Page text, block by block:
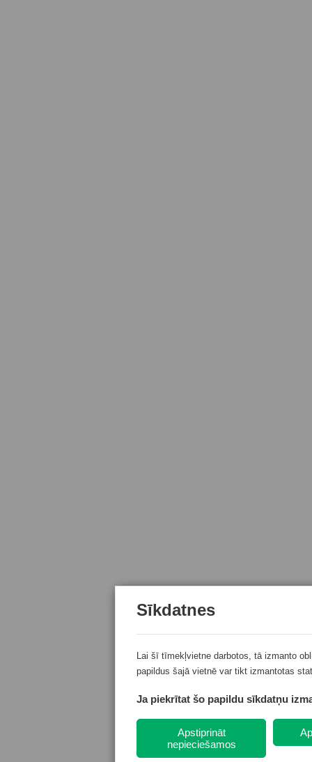
Sīkdatnes
Lai šī tīmekļvietne darbotos, tā izmanto
papildus šajā vietnē var tikt izmantotas
Ja piekrītat šo papildu sīkdatņu
Apstiprināt
nepieciešamos